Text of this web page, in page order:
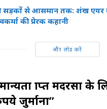
सड़कों से आसमान तक: शंख एयर
की प्रेरक कहानी
और लोड करें
प्राप्त मदरसा के
जुर्माना”